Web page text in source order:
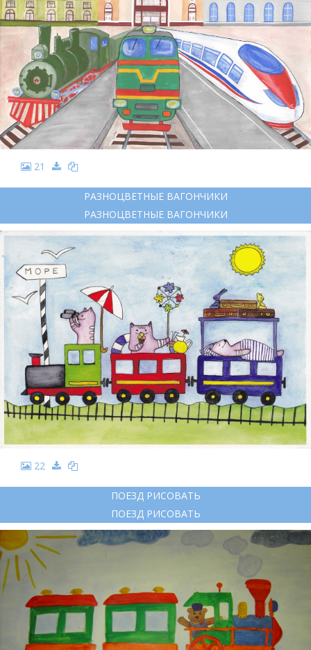
21
РАЗНОЦВЕТНЫЕ ВАГОНЧИКИ
РАЗНОЦВЕТНЫЕ ВАГОНЧИКИ
22
ПОЕЗД РИСОВАТЬ
ПОЕЗД РИСОВАТЬ